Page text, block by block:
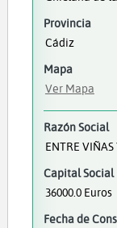
Provincia
Cádiz
Mapa
Ver Mapa
Razón Social
ENTRE VIÑAS
Capital Social
36000.0 Euros
Fecha de